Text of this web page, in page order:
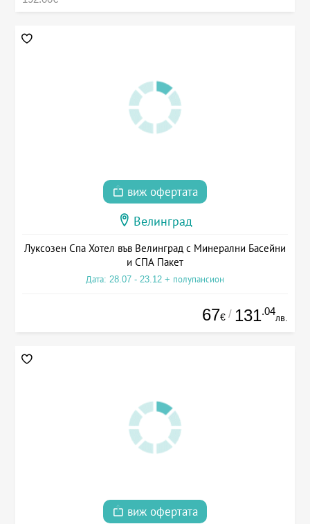
виж офертата
Велинград
Луксозен Спа Хотел във Велинград с Минерални Басейни
и СПА Пакет
Дата: 28.07 - 23.12 + полупансион
67€ / 131.04
лв.
виж офертата